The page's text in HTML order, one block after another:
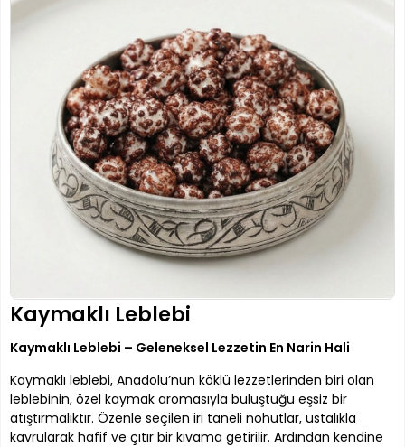
Kaymaklı Leblebi
Kaymaklı Leblebi – Geleneksel Lezzetin En Narin Hali
Kaymaklı leblebi, Anadolu’nun köklü lezzetlerinden biri olan
leblebinin, özel kaymak aromasıyla buluştuğu eşsiz bir
atıştırmalıktır. Özenle seçilen iri taneli nohutlar, ustalıkla
kavrularak hafif ve çıtır bir kıvama getirilir. Ardından kendine